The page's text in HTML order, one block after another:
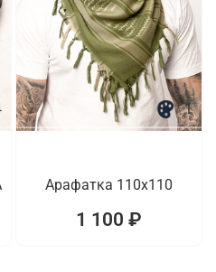
1
Арафатка 110x110
1 100 ₽